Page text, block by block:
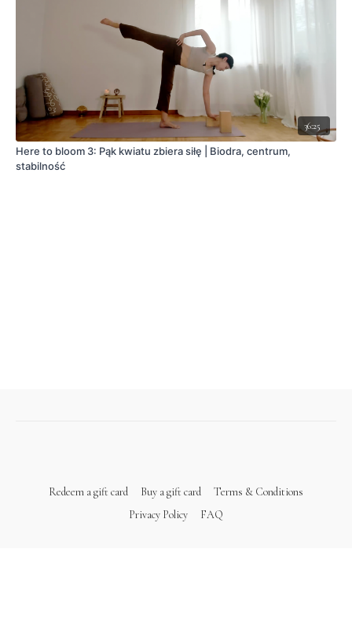
36:25
Here to bloom 3: Pąk kwiatu zbiera siłę | Biodra, centrum,
stabilność
Redeem a gift card Buy a gift card
Terms & Conditions
Privacy Policy
FAQ